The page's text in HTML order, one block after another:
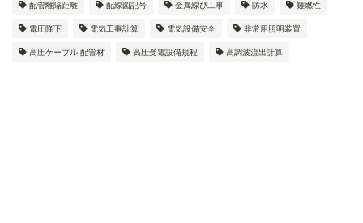
配管離隔距離 配線図記号 金属線ぴ工事 防水 難燃性
電圧降下 電気工事計算 電気設備安全 非常用照明装置
高圧ケーブル 配管材 高圧受電設備規程 高調波流出計算